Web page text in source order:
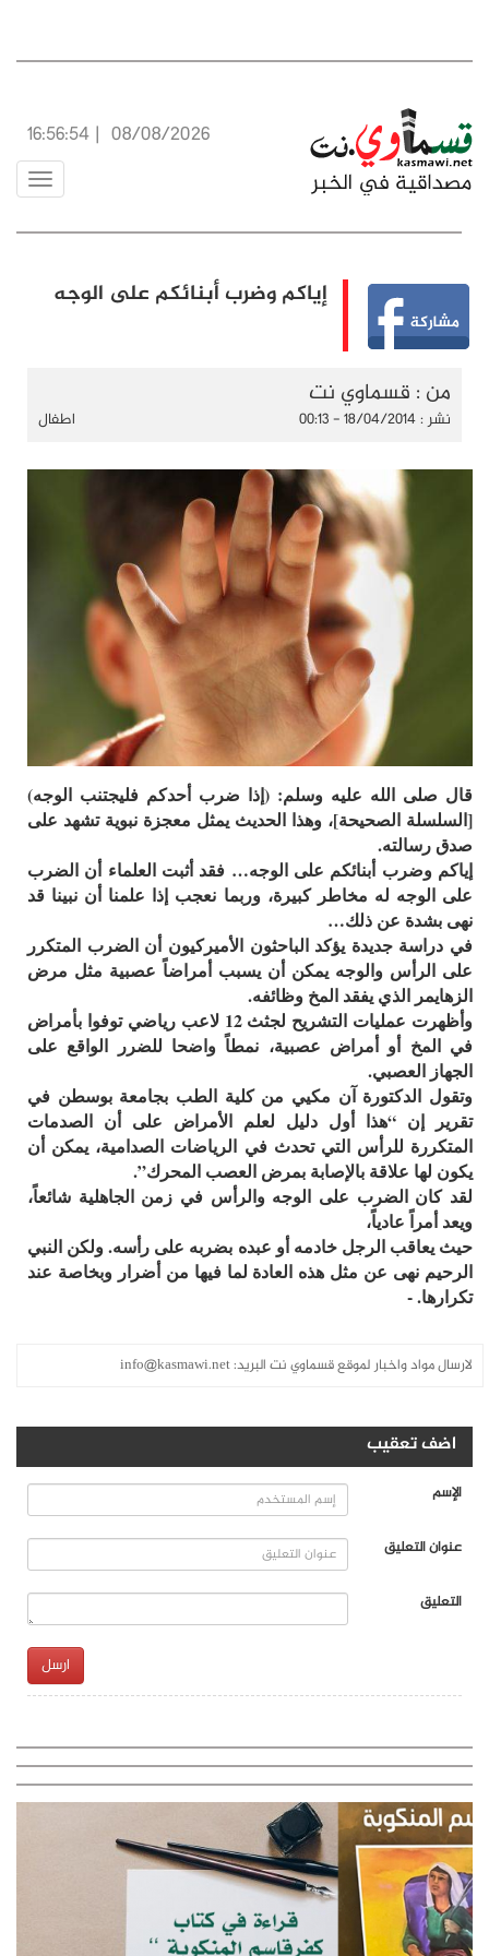
08/08/2026
|
16:56:55
Toggle
إياكم وضرب أبنائكم على الوجه
من : قسماوي نت
نشر : 18/04/2014 - 00:13 اطفال
قال صلى الله عليه وسلم: (إذا ضرب أحدكم فليجتنب الوجه)
[السلسلة الصحيحة]، وهذا الحديث يمثل معجزة نبوية تشهد على
صدق رسالته.
إياكم وضرب أبنائكم على الوجه… فقد أثبت العلماء أن الضرب
على الوجه له مخاطر كبيرة، وربما نعجب إذا علمنا أن نبينا قد
نهى بشدة عن ذلك…
في دراسة جديدة يؤكد الباحثون الأميركيون أن الضرب المتكرر
على الرأس والوجه يمكن أن يسبب أمراضاً عصبية مثل مرض
الزهايمر الذي يفقد المخ وظائفه.
وأظهرت عمليات التشريح لجثث 12 لاعب رياضي توفوا بأمراض
في المخ أو أمراض عصبية، نمطاً واضحا للضرر الواقع على
الجهاز العصبي.
وتقول الدكتورة آن مكيي من كلية الطب بجامعة بوسطن في
تقرير إن “هذا أول دليل لعلم الأمراض على أن الصدمات
المتكررة للرأس التي تحدث في الرياضات الصدامية، يمكن أن
يكون لها علاقة بالإصابة بمرض العصب المحرك”.
لقد كان الضرب على الوجه والرأس في زمن الجاهلية شائعاً،
ويعد أمراً عادياً،
حيث يعاقب الرجل خادمه أو عبده بضربه على رأسه. ولكن النبي
الرحيم نهى عن مثل هذه العادة لما فيها من أضرار وبخاصة عند
تكرارها. -
لارسال مواد واخبار لموقع قسماوي نت البريد:info@kasmawi.net
اضف تعقيب
الإسم
عنوان التعليق
التعليق
ارسل